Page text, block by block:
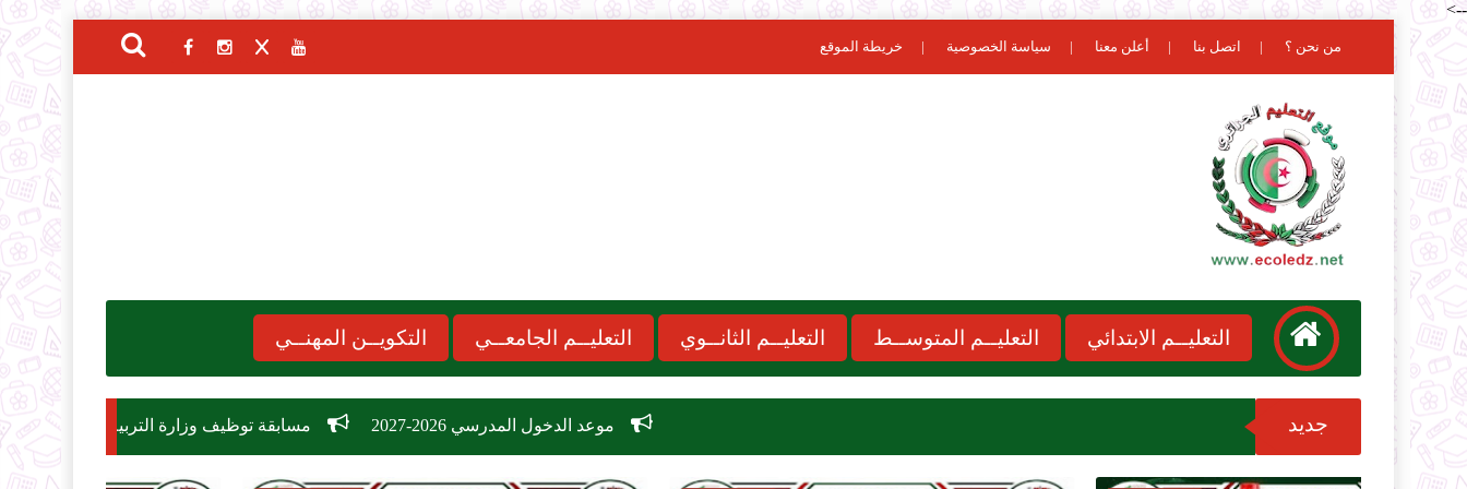
-->
من نحن ؟ اتصل بنا أعلن معنا سياسة الخصوصية خريطة الموقع
التعليــم الابتدائي التعليــم المتوســط التعليــم الثانــوي التعليــم الجامعــي التكويــن المهنــي
جديد موعد الدخول المدرسي 2026-2027 مسابقة توظيف وزارة التربية الوطنية 2026: دليل الشروط، التخصصات، وكيفية التسجيل في 26,209 منصب